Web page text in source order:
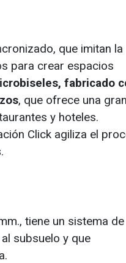
que imitan la
para crear espacios
fabricado
, que ofrece una gran
y hoteles.
Click agiliza el
tiene un sistema de
subsuelo y que